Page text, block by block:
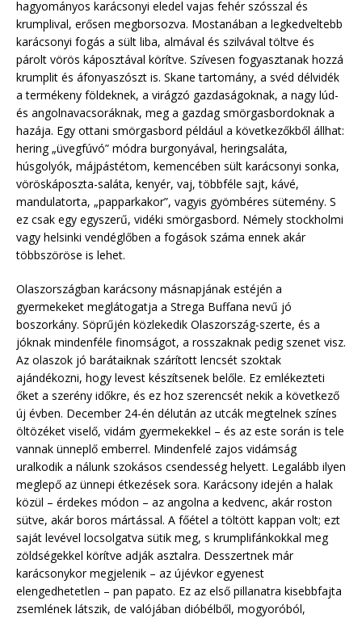
hagyományos karácsonyi eledel vajas fehér szósszal és
krumplival, erősen megborsozva. Mostanában a legkedveltebb
karácsonyi fogás a sült liba, almával és szilvával töltve és
párolt vörös káposztával körítve. Szívesen fogyasztanak hozzá
krumplit és áfonyaszószt is. Skane tartomány, a svéd délvidék
a termékeny földeknek, a virágzó gazdaságoknak, a nagy lúd-
és angolnavacsoráknak, meg a gazdag smörgasbordoknak a
hazája. Egy ottani smörgasbord például a következőkből állhat:
hering „üvegfúvó” módra burgonyával, heringsaláta,
húsgolyók, májpástétom, kemencében sült karácsonyi sonka,
vöröskáposzta-saláta, kenyér, vaj, többféle sajt, kávé,
mandulatorta, „papparkakor”, vagyis gyömbéres sütemény. S
ez csak egy egyszerű, vidéki smörgasbord. Némely stockholmi
vagy helsinki vendéglőben a fogások száma ennek akár
többszöröse is lehet.
Olaszországban karácsony másnapjának estéjén a
gyermekeket meglátogatja a Strega Buffana nevű jó
boszorkány. Söprűjén közlekedik Olaszország-szerte, és a
jóknak mindenféle finomságot, a rosszaknak pedig szenet visz.
Az olaszok jó barátaiknak szárított lencsét szoktak
ajándékozni, hogy levest készítsenek belőle. Ez emlékezteti
őket a szerény időkre, és ez hoz szerencsét nekik a következő
új évben. December 24-én délután az utcák megtelnek színes
öltözéket viselő, vidám gyermekekkel – és az este során is tele
vannak ünneplő emberrel. Mindenfelé zajos vidámság
uralkodik a nálunk szokásos csendesség helyett. Legalább ilyen
meglepő az ünnepi étkezések sora. Karácsony idején a halak
közül – érdekes módon – az angolna a kedvenc, akár roston
sütve, akár boros mártással. A főétel a töltött kappan volt; ezt
saját levével locsolgatva sütik meg, s krumplifánkokkal meg
zöldségekkel körítve adják asztalra. Desszertnek már
karácsonykor megjelenik – az újévkor egyenest
elengedhetetlen – pan papato. Ez az első pillanatra kisebbfajta
zsemlének látszik, de valójában dióbélből, mogyoróból,